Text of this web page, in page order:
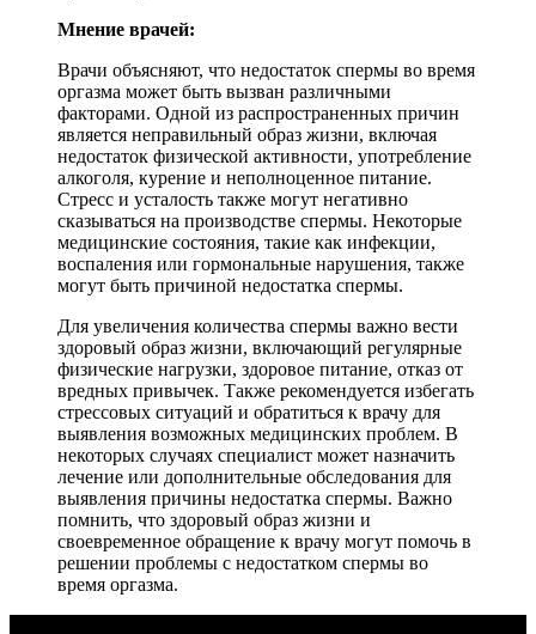
Мнение врачей:
Врачи объясняют, что недостаток спермы во время
оргазма может быть вызван различными
факторами. Одной из распространенных причин
является неправильный образ жизни, включая
недостаток физической активности, употребление
алкоголя, курение и неполноценное питание.
Стресс и усталость также могут негативно
сказываться на производстве спермы. Некоторые
медицинские состояния, такие как инфекции,
воспаления или гормональные нарушения, также
могут быть причиной недостатка спермы.
Для увеличения количества спермы важно вести
здоровый образ жизни, включающий регулярные
физические нагрузки, здоровое питание, отказ от
вредных привычек. Также рекомендуется избегать
стрессовых ситуаций и обратиться к врачу для
выявления возможных медицинских проблем. В
некоторых случаях специалист может назначить
лечение или дополнительные обследования для
выявления причины недостатка спермы. Важно
помнить, что здоровый образ жизни и
своевременное обращение к врачу могут помочь в
решении проблемы с недостатком спермы во
время оргазма.